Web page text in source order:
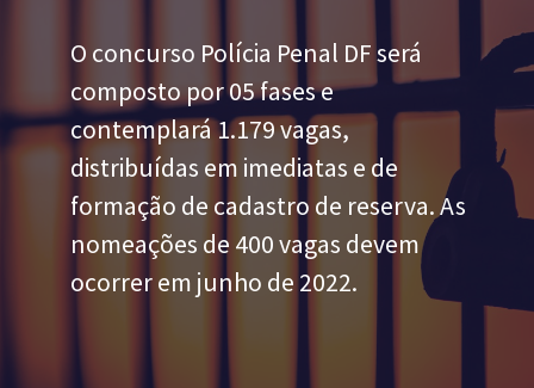
O concurso Polícia Penal DF será
composto por 05 fases e
contemplará 1.179 vagas,
distribuídas em imediatas e de
formação de cadastro de reserva. As
nomeações de 400 vagas devem
ocorrer em junho de 2022.